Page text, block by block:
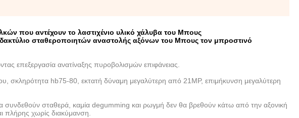
που αντέχουν το λαστιχένιο υλικό χάλυβα του Μπους
δακτύλιο σταθεροποιητών αναστολής αξόνων του Μπους τον μπροστινό
επεξεργασία ανατίναξης πυροβολισμών επιφάνειας.
σκληρότητα hb75-80, εκτατή δύναμη μεγαλύτερη από 21MP, επιμήκυνση μεγαλύτερη
συνδεθούν σταθερά, καμία degumming και ρωγμή δεν θα βρεθούν κάτω από την αξονική
πλήρης χωρίς διακύμανση.